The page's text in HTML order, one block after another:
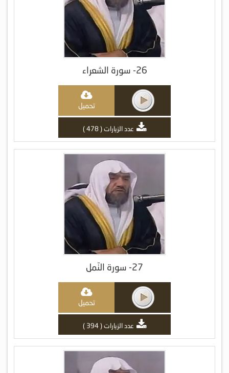
26- سورة الشعراء
تحميل
عدد الزيارات ( 478 )
27- سورة النّمل
تحميل
عدد الزيارات ( 394 )